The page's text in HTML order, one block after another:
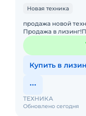
Новая техника
продажа новой
Продажа в
Автовышка на
двигателем ISUZU
Купить в
Обновлено сегодня
ТЕХНИКА